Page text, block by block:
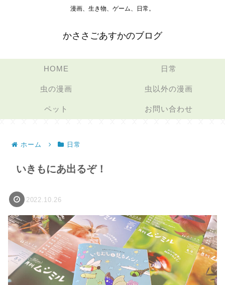
漫画、生き物、ゲーム、日常。
かささごあすかのブログ
HOME 日常
虫の漫画 虫以外の漫画
ペット お問い合わせ
ホーム 日常
いきもにあ出るぞ！
2022.10.26